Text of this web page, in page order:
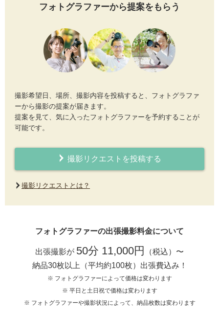
フォトグラファーから提案をもらう
撮影希望日、場所、撮影内容を投稿すると、フォトグラファ
ーから撮影の提案が届きます。
提案を見て、気に入ったフォトグラファーを予約することが
可能です。
撮影リクエストを投稿する
撮影リクエストとは？
フォトグラファーの出張撮影料金について
出張撮影が 50分 11,000円
（税込）〜
納品30枚以上（平均約100枚）出張費込み！
※ フォトグラファーによって価格は変わります
※ 平日と土日祝で価格は変わります
※ フォトグラファーや撮影状況によって、納品枚数は変わります